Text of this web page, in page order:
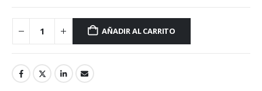
AÑADIR AL CARRITO